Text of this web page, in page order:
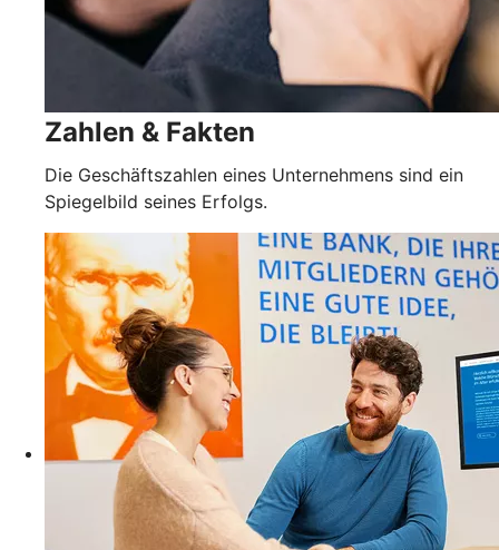
Zahlen & Fakten
Die Geschäftszahlen eines Unternehmens sind ein
Spiegelbild seines Erfolgs.